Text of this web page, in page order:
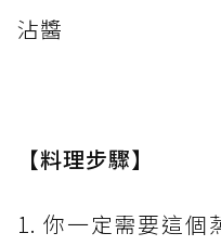
沾醬
【料理步驟】
1. 你一定需要這個